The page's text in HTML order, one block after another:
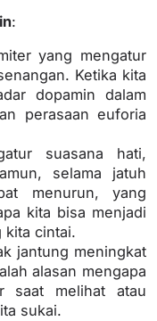
:
yang mengatur
Ketika kita
dopamin dalam
perasaan euforia
suasana hati,
selama jatuh
menurun, yang
kita bisa menjadi
kita cintai.
jantung meningkat
alasan mengapa
saat melihat atau
sukai.